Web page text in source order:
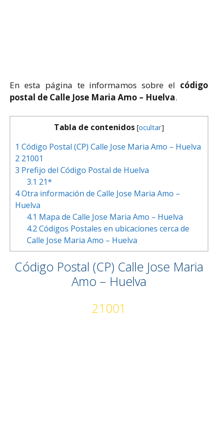
En esta página te informamos sobre el código
postal de Calle Jose Maria Amo – Huelva.
Tabla de contenidos [ocultar]
1 Código Postal (CP) Calle Jose Maria Amo – Huelva
2 21001
3 Prefijo del Código Postal de Huelva
3.1 21*
4Otra información de Calle Jose Maria Amo –
Huelva
4.1 Mapa de Calle Jose Maria Amo – Huelva
4.2Códigos Postales en ubicaciones cerca de
Calle Jose Maria Amo – Huelva
Código Postal (CP) Calle Jose Maria
Amo – Huelva
21001